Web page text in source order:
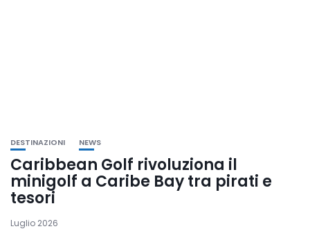
DESTINAZIONI NEWS
Caribbean Golf rivoluziona il
minigolf a Caribe Bay tra pirati e
tesori
Luglio 2026